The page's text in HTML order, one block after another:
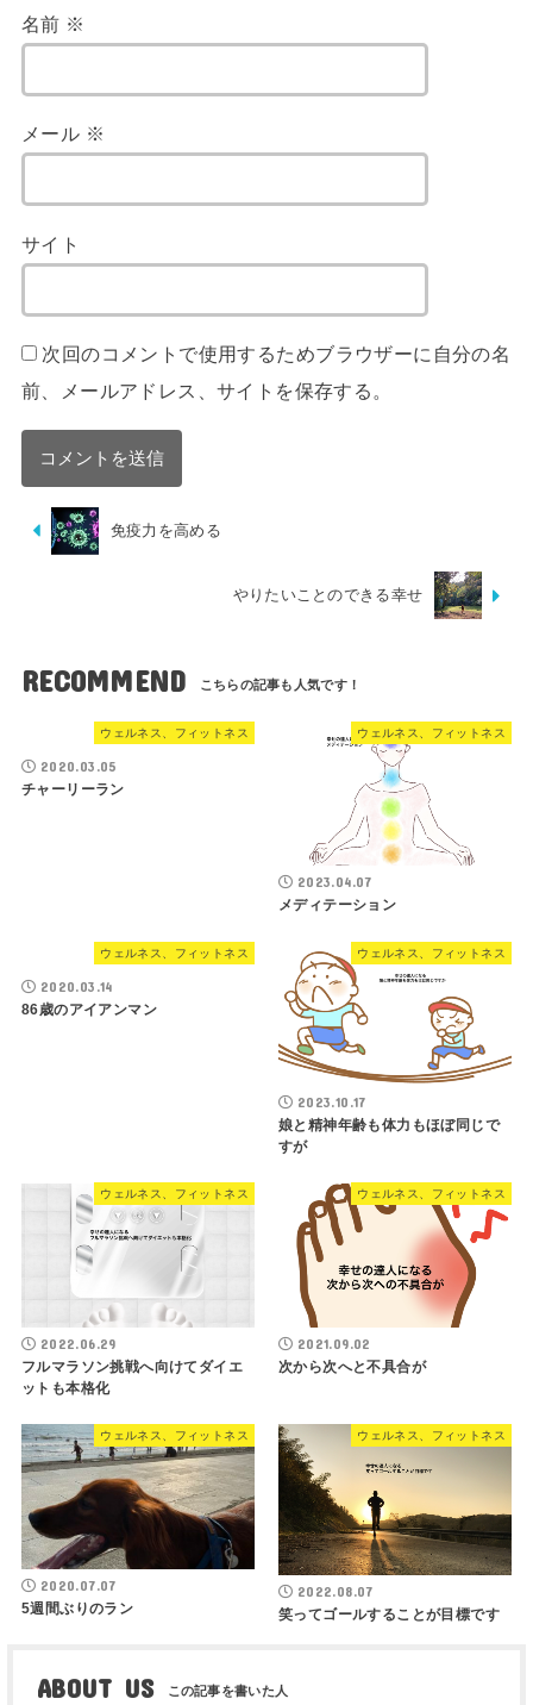
名前 ※
メール ※
サイト
次回のコメントで使用するためブラウザーに自分の名
前、メールアドレス、サイトを保存する。
免疫力を高める
やりたいことのできる幸せ
RECOMMEND
ウェルネス、フィットネス
2020.03.05
チャーリーラン
ウェルネス、フィットネス
2023.04.07
メディテーション
ウェルネス、フィットネス
2020.03.14
86歳のアイアンマン
ウェルネス、フィットネス
2023.10.17
娘と精神年齢も体力もほぼ同じで
すが
ウェルネス、フィットネス
2022.06.29
フルマラソン挑戦へ向けてダイエ
ットも本格化
ウェルネス、フィットネス
2021.09.02
次から次へと不具合が
ウェルネス、フィットネス
2020.07.07
5週間ぶりのラン
ウェルネス、フィットネス
2022.08.07
笑ってゴールすることが目標です
ABOUT US